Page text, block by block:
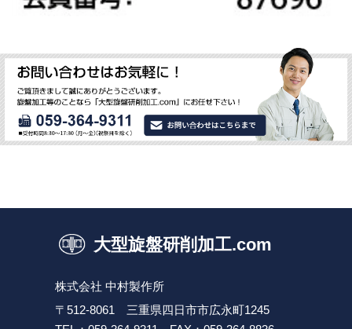
大型旋盤研削加工.com
株式会社 中村製作所
〒512-8061 三重県四日市市広永町1245